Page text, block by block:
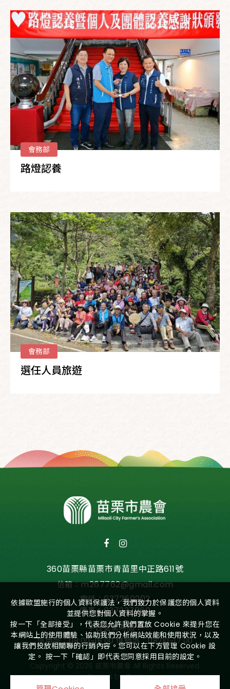
會務部
路燈認養
會務部
選任人員旅遊
360苗栗縣苗栗市青苗里中正路611號
信箱：m267762@gmail.com
電話：037260202
平日營業時間：
信用部：08:00~16:00 供銷部：08:00~17:00
傳真：037337060
Copyright © 2026 苗栗市農會 All Rights Reserved.
Design by iBest
依據歐盟施行的個人資料保護法，我們致力於保護您的個人資料
並提供您對個人資料的掌握。
按一下「全部接受」，代表您允許我們置放 Cookie 來提升您在
本網站上的使用體驗、協助我們分析網站效能和使用狀況，以及
讓我們投放相關聯的行銷內容。您可以在下方管理 Cookie 設
定。 按一下「確認」即代表您同意採用目前的設定。